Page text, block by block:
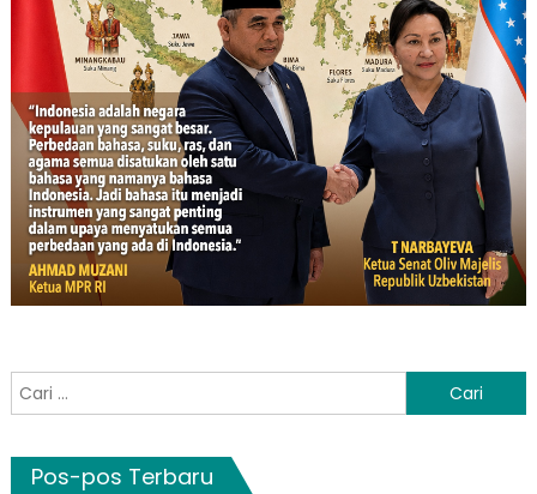
Cari
untuk:
Pos-pos Terbaru